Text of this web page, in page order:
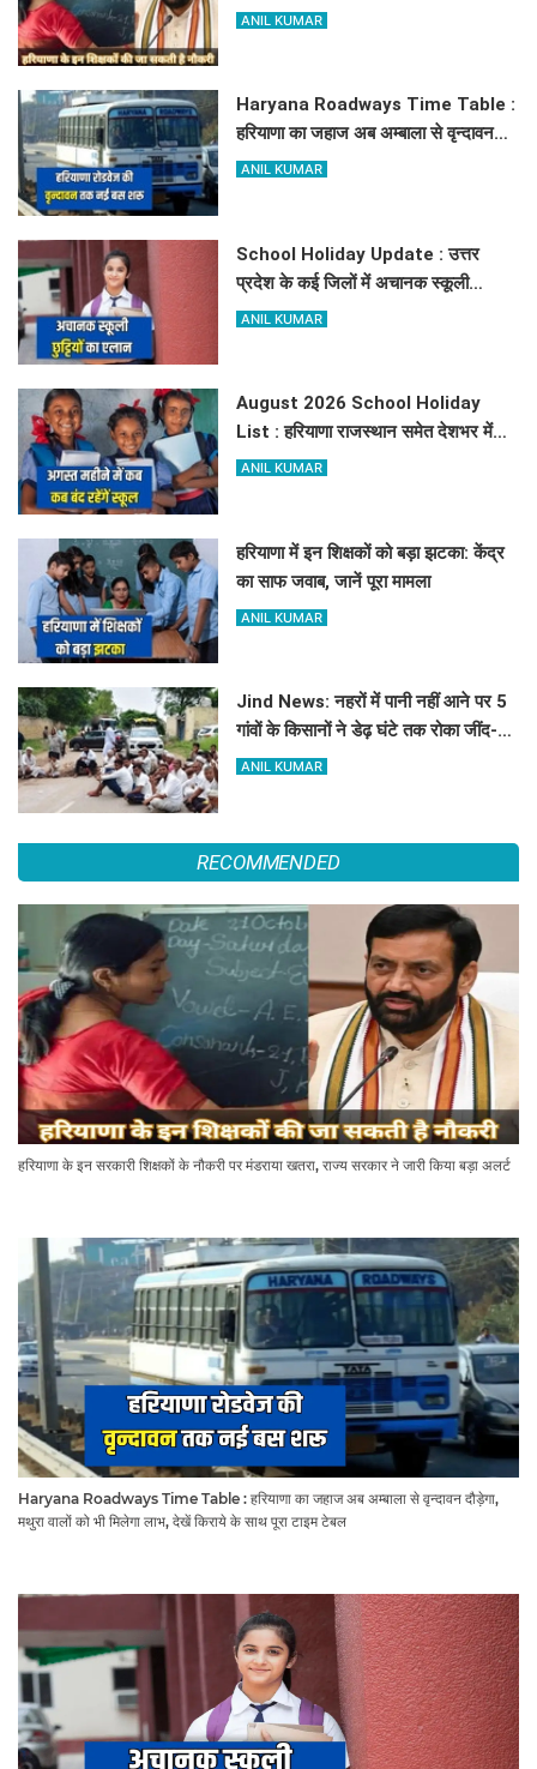
बड़ा अलर्ट
ANIL KUMAR
Haryana Roadways Time Table :
हरियाणा का जहाज अब अम्बाला से वृन्दावन
दौड़ेगा, मथुरा वालों को भी मिलेगा लाभ, देखें
ANIL KUMAR
School Holiday Update : उत्तर
प्रदेश के कई जिलों में अचानक स्कूली
छुट्टियों का एलान, यहाँ देखें जिलेवाइज
ANIL KUMAR
August 2026 School Holiday
List : हरियाणा राजस्थान समेत देशभर में
अगस्त महीने में कब अक़ब बंद रहेंगें स्कूल,
ANIL KUMAR
हरियाणा में इन शिक्षकों को बड़ा झटका: केंद्र
का साफ जवाब, जानें पूरा मामला
ANIL KUMAR
Jind News: नहरों में पानी नहीं आने पर 5
गांवों के किसानों ने डेढ़ घंटे तक रोका जींद-
सफीदों सड़क मार्ग
ANIL KUMAR
RECOMMENDED
हरियाणा के इन सरकारी शिक्षकों के नौकरी पर मंडराया खतरा, राज्य सरकार ने जारी किया बड़ा अलर्ट
Haryana Roadways Time Table : हरियाणा का जहाज अब अम्बाला से वृन्दावन दौड़ेगा,
मथुरा वालों को भी मिलेगा लाभ, देखें किराये के साथ पूरा टाइम टेबल